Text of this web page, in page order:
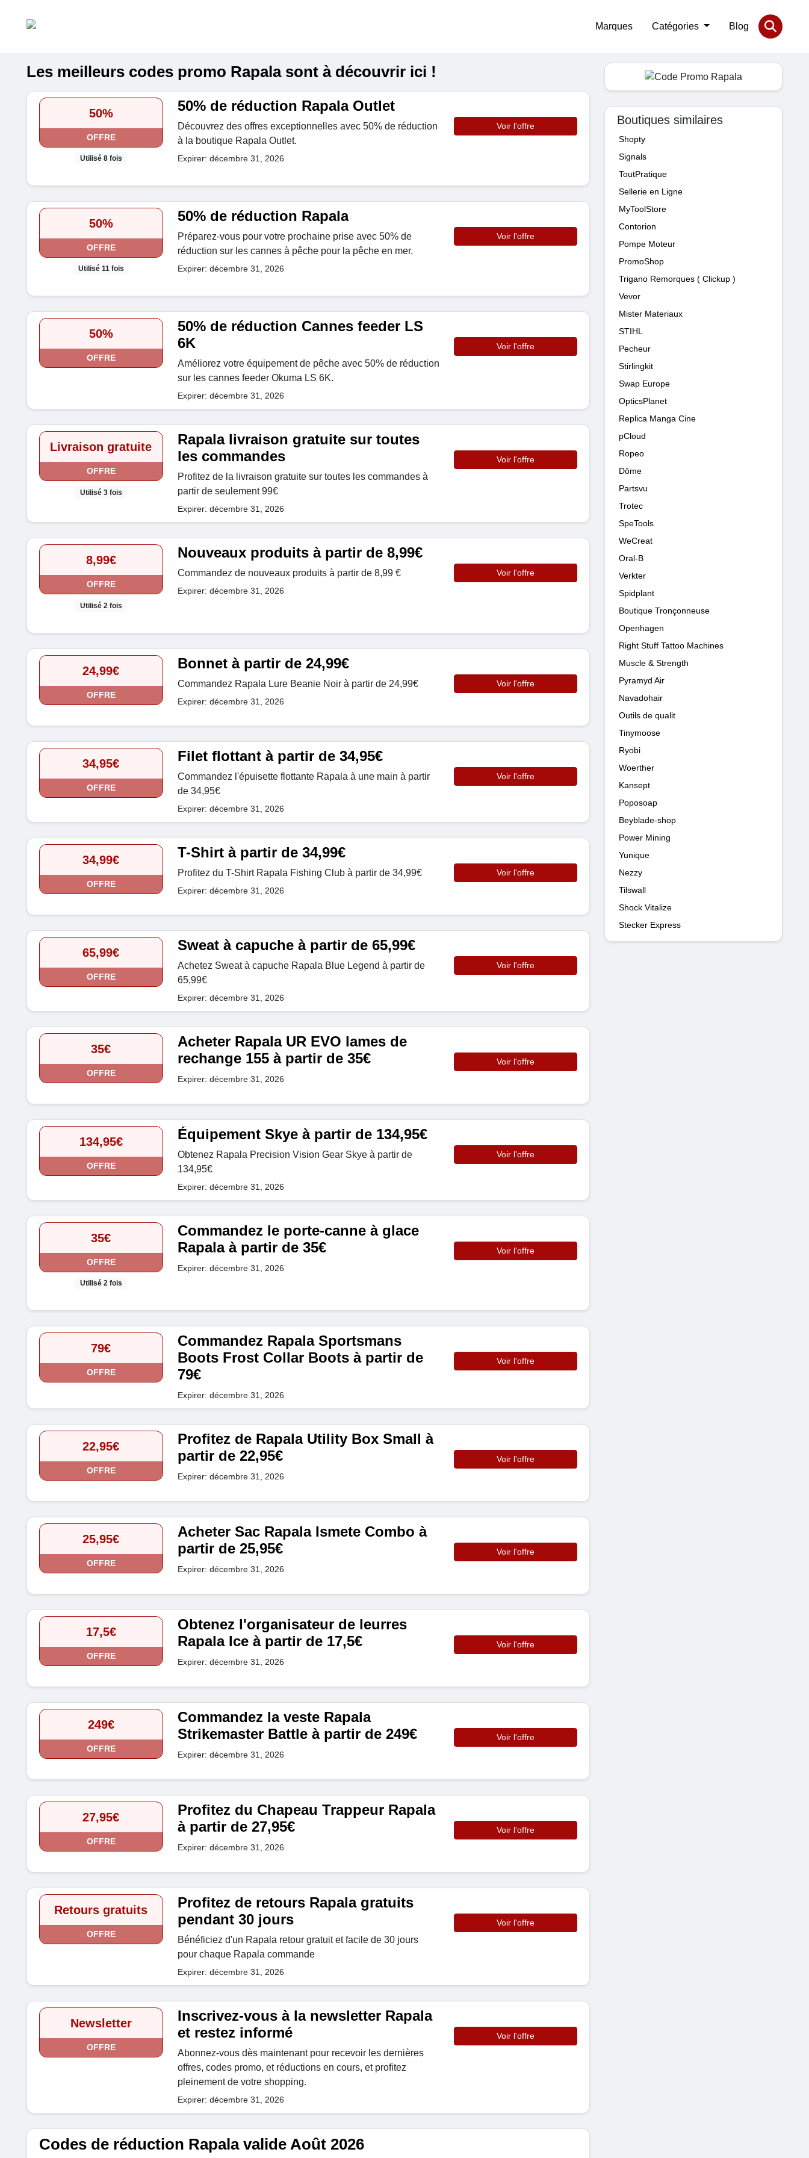
Marques Catégories Blog
Les meilleurs codes promo Rapala sont à découvrir ici !
50%
OFFRE
Utilisé 8 fois
50% de réduction Rapala Outlet
Découvrez des offres exceptionnelles avec 50% de réduction
à la boutique Rapala Outlet.
Expirer: décembre 31, 2026
Voir l'offre
50%
OFFRE
Utilisé 11 fois
50% de réduction Rapala
Préparez-vous pour votre prochaine prise avec 50% de
réduction sur les cannes à pêche pour la pêche en mer.
Expirer: décembre 31, 2026
Voir l'offre
50%
OFFRE
50% de réduction Cannes feeder LS
6K
Améliorez votre équipement de pêche avec 50% de réduction
sur les cannes feeder Okuma LS 6K.
Expirer: décembre 31, 2026
Voir l'offre
Livraison gratuite
OFFRE
Utilisé 3 fois
Rapala livraison gratuite sur toutes
les commandes
Profitez de la livraison gratuite sur toutes les commandes à
partir de seulement 99€
Expirer: décembre 31, 2026
Voir l'offre
8,99€
OFFRE
Utilisé 2 fois
Nouveaux produits à partir de 8,99€
Commandez de nouveaux produits à partir de 8,99 €
Expirer: décembre 31, 2026
Voir l'offre
24,99€
OFFRE
Bonnet à partir de 24,99€
Commandez Rapala Lure Beanie Noir à partir de 24,99€
Expirer: décembre 31, 2026
Voir l'offre
34,95€
OFFRE
Filet flottant à partir de 34,95€
Commandez l'épuisette flottante Rapala à une main à partir
de 34,95€
Expirer: décembre 31, 2026
Voir l'offre
34,99€
OFFRE
T-Shirt à partir de 34,99€
Profitez du T-Shirt Rapala Fishing Club à partir de 34,99€
Expirer: décembre 31, 2026
Voir l'offre
65,99€
OFFRE
Sweat à capuche à partir de 65,99€
Achetez Sweat à capuche Rapala Blue Legend à partir de
65,99€
Expirer: décembre 31, 2026
Voir l'offre
35€
OFFRE
Acheter Rapala UR EVO lames de
rechange 155 à partir de 35€
Expirer: décembre 31, 2026
Voir l'offre
134,95€
OFFRE
Équipement Skye à partir de 134,95€
Obtenez Rapala Precision Vision Gear Skye à partir de
134,95€
Expirer: décembre 31, 2026
Voir l'offre
35€
OFFRE
Utilisé 2 fois
Commandez le porte-canne à glace
Rapala à partir de 35€
Expirer: décembre 31, 2026
Voir l'offre
79€
OFFRE
Commandez Rapala Sportsmans
Boots Frost Collar Boots à partir de
79€
Expirer: décembre 31, 2026
Voir l'offre
22,95€
OFFRE
Profitez de Rapala Utility Box Small à
partir de 22,95€
Expirer: décembre 31, 2026
Voir l'offre
25,95€
OFFRE
Acheter Sac Rapala Ismete Combo à
partir de 25,95€
Expirer: décembre 31, 2026
Voir l'offre
17,5€
OFFRE
Obtenez l'organisateur de leurres
Rapala Ice à partir de 17,5€
Expirer: décembre 31, 2026
Voir l'offre
249€
OFFRE
Commandez la veste Rapala
Strikemaster Battle à partir de 249€
Expirer: décembre 31, 2026
Voir l'offre
27,95€
OFFRE
Profitez du Chapeau Trappeur Rapala
à partir de 27,95€
Expirer: décembre 31, 2026
Voir l'offre
Retours gratuits
OFFRE
Profitez de retours Rapala gratuits
pendant 30 jours
Bénéficiez d'un Rapala retour gratuit et facile de 30 jours
pour chaque Rapala commande
Expirer: décembre 31, 2026
Voir l'offre
Newsletter
OFFRE
Inscrivez-vous à la newsletter Rapala
et restez informé
Abonnez-vous dès maintenant pour recevoir les dernières
offres, codes promo, et réductions en cours, et profitez
pleinement de votre shopping.
Expirer: décembre 31, 2026
Voir l'offre
Codes de réduction Rapala valide Août 2026
Boutiques similaires
Shopty
Signals
ToutPratique
Sellerie en Ligne
MyToolStore
Contorion
Pompe Moteur
PromoShop
Trigano Remorques ( Clickup )
Vevor
Mister Materiaux
STIHL
Pecheur
Stirlingkit
Swap Europe
OpticsPlanet
Replica Manga Cine
pCloud
Ropeo
Dôme
Partsvu
Trotec
SpeTools
WeCreat
Oral-B
Verkter
Spidplant
Boutique Tronçonneuse
Openhagen
Right Stuff Tattoo Machines
Muscle & Strength
Pyramyd Air
Navadohair
Outils de qualit
Tinymoose
Ryobi
Woerther
Kansept
Poposoap
Beyblade-shop
Power Mining
Yunique
Nezzy
Tilswall
Shock Vitalize
Stecker Express